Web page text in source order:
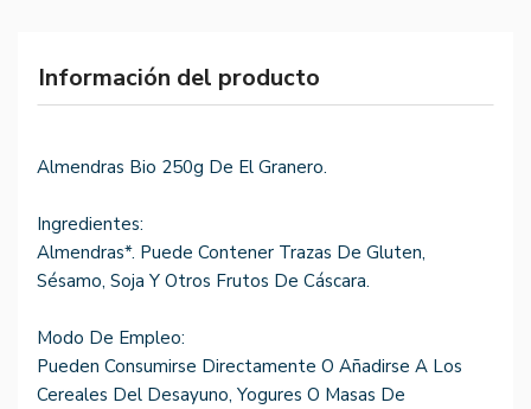
Información del producto
Almendras Bio 250g De El Granero.
Ingredientes:
Almendras*. Puede Contener Trazas De Gluten,
Sésamo, Soja Y Otros Frutos De Cáscara.
Modo De Empleo:
Pueden Consumirse Directamente O Añadirse A Los
Cereales Del Desayuno, Yogures O Masas De